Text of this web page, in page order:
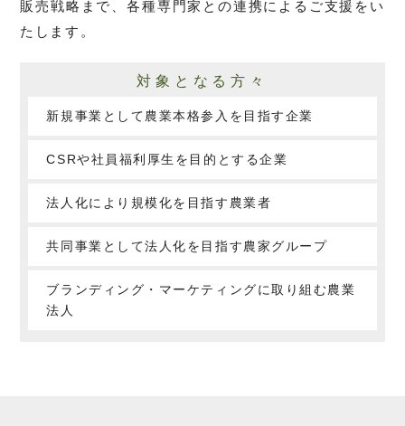
販売戦略まで、各種専門家との連携によるご支援をい
たします。
対象となる方々
新規事業として農業本格参入を目指す企業
CSRや社員福利厚生を目的とする企業
法人化により規模化を目指す農業者
共同事業として法人化を目指す農家グループ
ブランディング・マーケティングに取り組む農業
法人